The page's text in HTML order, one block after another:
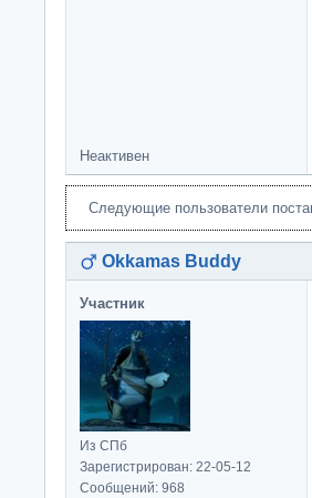
Неактивен
Следующие пользователи
Okkamas Buddy
Участник
Из СПб
Зарегистрирован: 22-05-12
Сообщений: 968